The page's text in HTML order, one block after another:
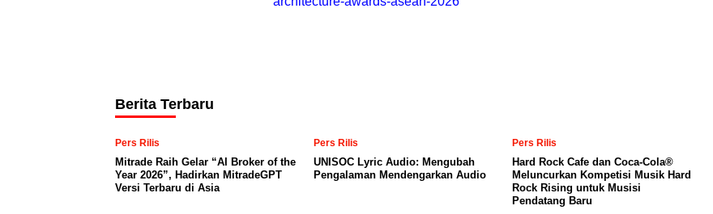
Berita Terbaru
Pers Rilis
Mitrade Raih Gelar “AI Broker of the
Year 2026”, Hadirkan MitradeGPT
Versi Terbaru di Asia
Pers Rilis
UNISOC Lyric Audio: Mengubah
Pengalaman Mendengarkan Audio
Pers Rilis
Hard Rock Cafe dan Coca-Cola®
Meluncurkan Kompetisi Musik Hard
Rock Rising untuk Musisi
Pendatang Baru